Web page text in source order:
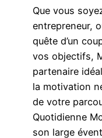
Que vous
entrepreneur,
quête d’un
vos objectifs,
partenaire
la motivation
de votre
Quotidienne
son large